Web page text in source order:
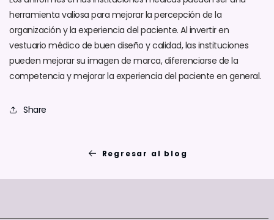
herramienta valiosa para mejorar la percepción de la
organización y la experiencia del paciente. Al invertir en
vestuario médico de buen diseño y calidad, las instituciones
pueden mejorar su imagen de marca, diferenciarse de la
competencia y mejorar la experiencia del paciente en general.
Share
Regresar al blog